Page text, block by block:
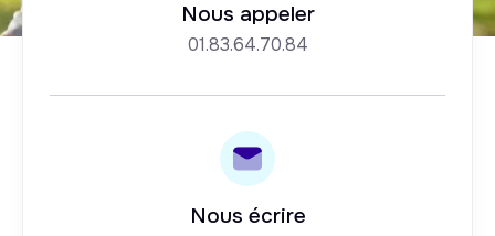
Nous appeler
01.83.64.70.84
Nous écrire